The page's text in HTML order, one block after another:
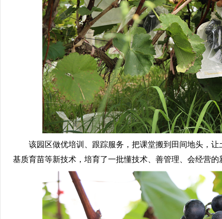
该园区做优培训、跟踪服务，把课堂搬到田间地头，
基质育苗等新技术，培育了一批懂技术、善管理、会经营的